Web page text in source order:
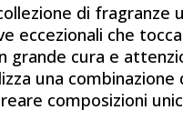
di fragranze
che
grande cura e
una
composizioni